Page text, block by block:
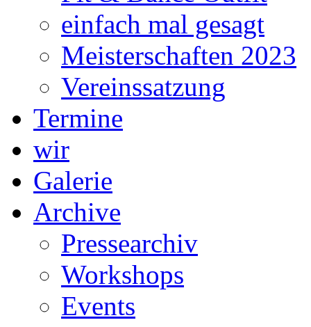
einfach mal gesagt
Meisterschaften 2023
Vereinssatzung
Termine
wir
Galerie
Archive
Pressearchiv
Workshops
Events